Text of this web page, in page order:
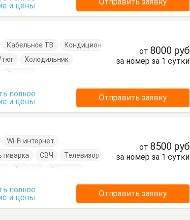
Посуда
и цены
Кабельное ТВ
Кондиционер
Холодильник
Кресло
Тумбочки
от 8000 руб
за номер за 1 сутки
полное
и цены
Отправить заявку
Wi-Fi интернет
СВЧ
Телевизор
Балкон
Вешалка
Посуда
Стол
от 8500 руб
за номер за 1 сутки
полное
и цены
Отправить заявку